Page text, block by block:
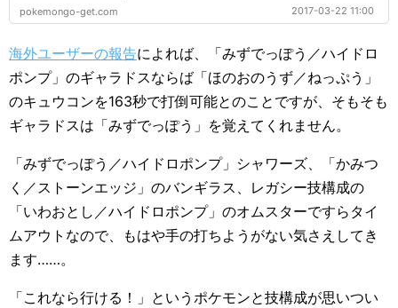
pokemongo-get.com
2017-03-22 11:00
海外ユーザーの報告によれば、「みずでっぽう／ハイドロ
ポンプ」のギャラドスならば「ほのおのうず／ねっぷう」
のキュウコンを163秒で打倒可能とのことですが、そもそも
ギャラドスは「みずでっぽう」を覚えてくれません。
「みずでっぽう／ハイドロポンプ」シャワーズ、「かみつ
く／ストーンエッジ」のバンギラス、レガシー技構成の
「いわおとし／ハイドロポンプ」のオムスターですらタイ
ムアウトなので、もはや手の打ちようがない気さえしてき
ます……。
「これなら行ける！」というポケモンと技構成が思いつい